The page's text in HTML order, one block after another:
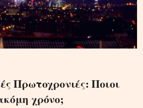
Πρωτοχρονιές: Ποιοι
χρόνο;